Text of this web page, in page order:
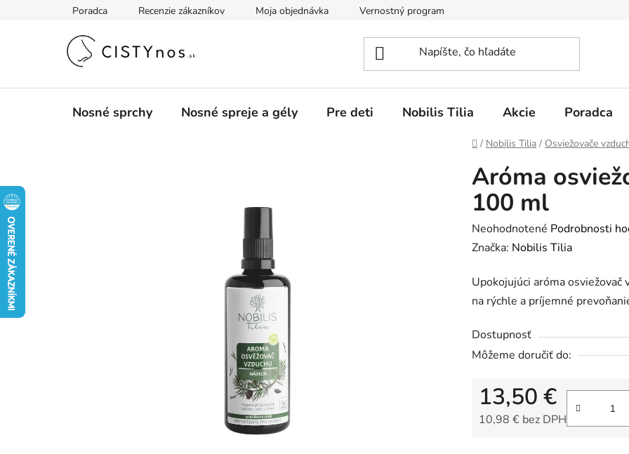
Poradca Recenzie zákazníkov Moja objednávka Vernostný program
Nosné sprchy Nosné spreje a gély Pre deti Nobilis Tilia Akcie Poradca
Domov
/ Nobilis Tilia / Osviežovače
Aróma
100 ml
Priemerné
hodnotenie
je
0,0
5
hviezdičiek.
Neohodnotené Podrobnosti
Značka: Nobilis Tilia
Upokojujúci aróma
na rýchle a príjemné
Dostupnosť
Môžeme doručiť do:
13,50 €
10,98 € bez DPH